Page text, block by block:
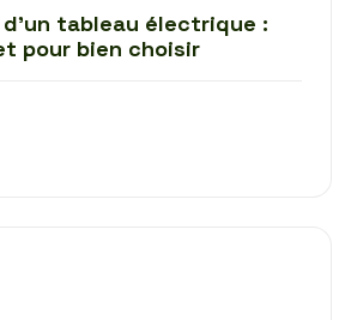
tableau électrique :
pour bien choisir